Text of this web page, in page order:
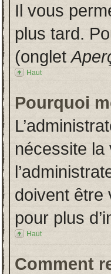
Il vous
plus tard.
(onglet
Haut
Pourquoi
nécessite la
doivent être
pour plus
Haut
Comment